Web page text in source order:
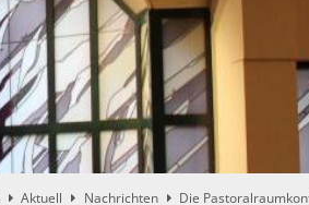
Aktuell Nachrichten Die